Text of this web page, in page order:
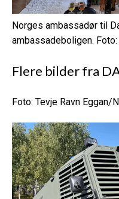
Norges ambassadør til
ambassadeboligen. Foto:
Flere bilder fra
Foto: Tevje Ravn Eggan/